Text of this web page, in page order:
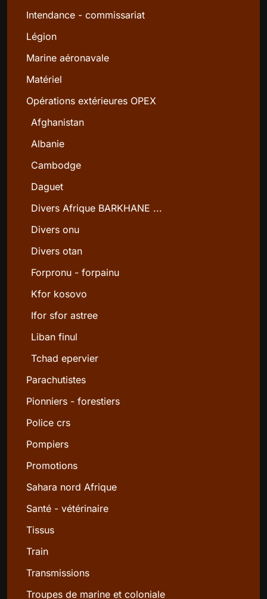
Intendance - commissariat
Légion
Marine aéronavale
Matériel
Opérations extérieures OPEX
Afghanistan
Albanie
Cambodge
Daguet
Divers Afrique BARKHANE ...
Divers onu
Divers otan
Forpronu - forpainu
Kfor kosovo
Ifor sfor astree
Liban finul
Tchad epervier
Parachutistes
Pionniers - forestiers
Police crs
Pompiers
Promotions
Sahara nord Afrique
Santé - vétérinaire
Tissus
Train
Transmissions
Troupes de marine et coloniale